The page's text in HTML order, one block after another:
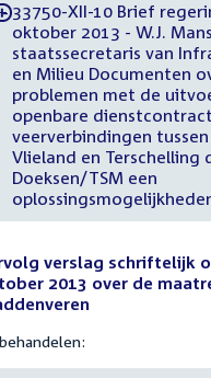
-33750-XII-10 Brief
oktober 2013 - W.J.
staatssecretaris van
en Milieu Documenten
problemen met de
openbare
veerverbindingen
Vlieland en Terschelling
Doeksen/TSM een
verslag schriftelijk
2013 over de